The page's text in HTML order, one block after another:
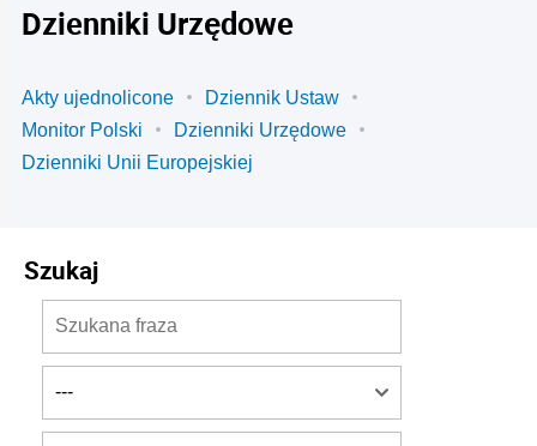
Dzienniki Urzędowe
Akty ujednolicone
Dziennik Ustaw
Monitor Polski
Dzienniki Urzędowe
Dzienniki Unii Europejskiej
Szukaj